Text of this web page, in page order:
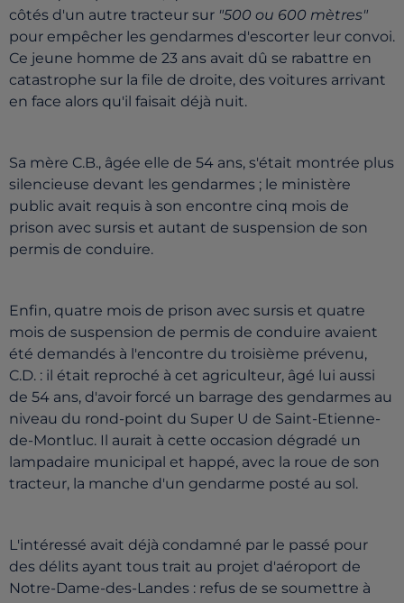
côtés d'un autre tracteur sur "500 ou 600 mètres"
pour empêcher les gendarmes d'escorter leur convoi.
Ce jeune homme de 23 ans avait dû se rabattre en
catastrophe sur la file de droite, des voitures arrivant
en face alors qu'il faisait déjà nuit.
Sa mère C.B., âgée elle de 54 ans, s'était montrée plus
silencieuse devant les gendarmes ; le ministère
public avait requis à son encontre cinq mois de
prison avec sursis et autant de suspension de son
permis de conduire.
Enfin, quatre mois de prison avec sursis et quatre
mois de suspension de permis de conduire avaient
été demandés à l'encontre du troisième prévenu,
C.D. : il était reproché à cet agriculteur, âgé lui aussi
de 54 ans, d'avoir forcé un barrage des gendarmes au
niveau du rond-point du Super U de Saint-Etienne-
de-Montluc. Il aurait à cette occasion dégradé un
lampadaire municipal et happé, avec la roue de son
tracteur, la manche d'un gendarme posté au sol.
L'intéressé avait déjà condamné par le passé pour
des délits ayant tous trait au projet d'aéroport de
Notre-Dame-des-Landes : refus de se soumettre à